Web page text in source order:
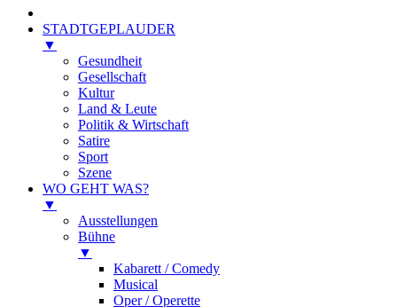
STADTGEPLAUDER
▼
Gesundheit
Gesellschaft
Kultur
Land & Leute
Politik & Wirtschaft
Satire
Sport
Szene
WO GEHT WAS?
▼
Ausstellungen
Bühne
▼
Kabarett / Comedy
Musical
Oper / Operette